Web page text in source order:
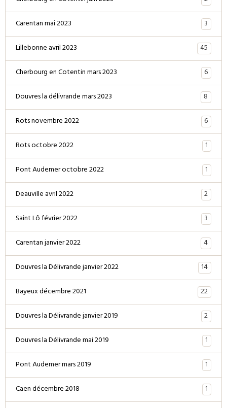
Carentan mai 2023
3
Lillebonne avril 2023
45
Cherbourg en Cotentin mars 2023
6
Douvres la délivrande mars 2023
8
Rots novembre 2022
6
Rots octobre 2022
1
Pont Audemer octobre 2022
1
Deauville avril 2022
2
Saint Lô février 2022
3
Carentan janvier 2022
4
Douvres la Délivrande janvier 2022
14
Bayeux décembre 2021
22
Douvres la Délivrande janvier 2019
2
Douvres la Délivrande mai 2019
1
Pont Audemer mars 2019
1
Caen décembre 2018
1